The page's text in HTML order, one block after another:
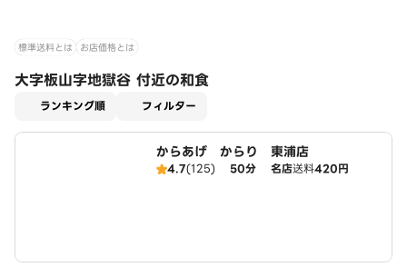
標準送料とは お店価格とは
大字板山字地獄谷 付近の和食
ランキング順 フィルター
からあげ からり 東浦店
4.7(125) 50分 名店送料420円